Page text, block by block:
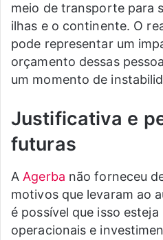
meio de transporte para
ilhas e o continente. O
pode representar um
orçamento dessas
um momento de
Justificativa e
futuras
AAgerba não forneceu
motivos que levaram ao
é possível que isso
operacionais e